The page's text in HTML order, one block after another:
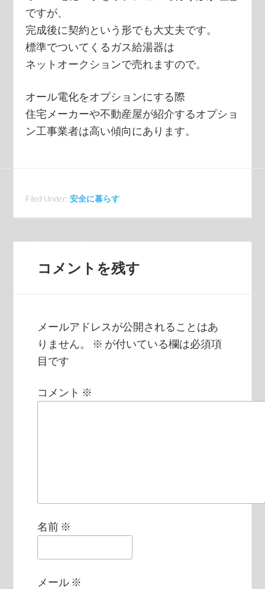
ですが、
完成後に契約という形でも大丈夫です。
標準でついてくるガス給湯器は
ネットオークションで売れますので。
オール電化をオプションにする際
住宅メーカーや不動産屋が紹介するオプショ
ン工事業者は高い傾向にあります。
Filed Under:安全に暮らす
コメントを残す
メールアドレスが公開されることはあ
りません。
※ が付いている欄は必須項
目です
コメント ※
名前 ※
メール ※